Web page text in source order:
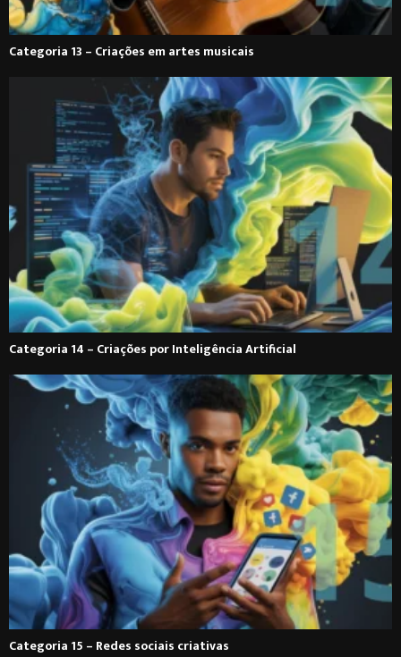
Categoria 13 – Criações em artes musicais
Categoria 14 – Criações por Inteligência Artificial
Categoria 15 – Redes sociais criativas